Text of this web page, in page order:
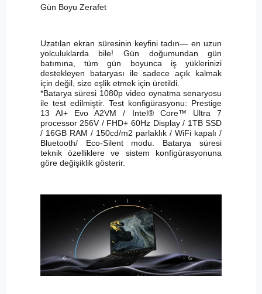
Gün Boyu Zerafet
Uzatılan ekran süresinin keyfini tadın— en uzun
yolculuklarda bile! Gün doğumundan gün
batımına, tüm gün boyunca iş yüklerinizi
destekleyen bataryası ile sadece açık kalmak
için değil, size eşlik etmek için üretildi.
*Batarya süresi 1080p video oynatma senaryosu
ile test edilmiştir. Test konfigürasyonu: Prestige
13 AI+ Evo A2VM / Intel® Core™ Ultra 7
processor 256V / FHD+ 60Hz Display / 1TB SSD
/ 16GB RAM / 150cd/m2 parlaklık / WiFi kapalı /
Bluetooth/ Eco-Silent modu. Batarya süresi
teknik özelliklere ve sistem konfigürasyonuna
göre değişiklik gösterir.